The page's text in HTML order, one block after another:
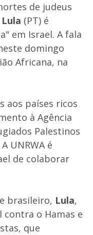
de judeus
Lula (PT) é
em Israel. A fala
domingo
Africana, na
aos países ricos
à Agência
Palestinos
UNRWA é
de colaborar
brasileiro, Lula,
o Hamas e
que